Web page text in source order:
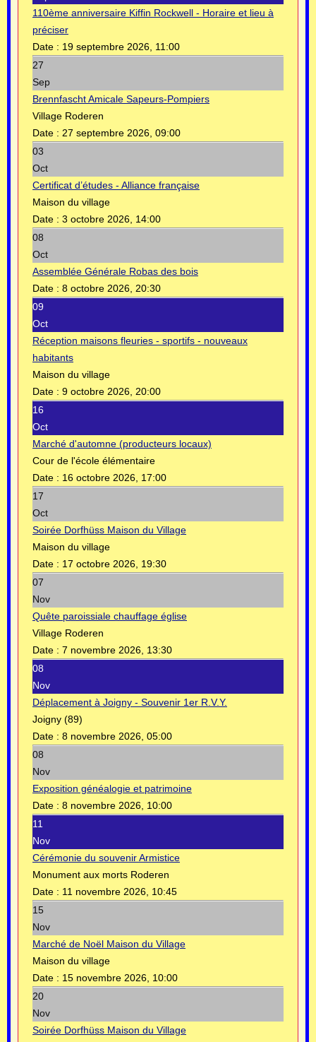
110ème anniversaire Kiffin Rockwell - Horaire et lieu à
préciser
Date : 19 septembre 2026, 11:00
27
Sep
Brennfascht Amicale Sapeurs-Pompiers
Village Roderen
Date : 27 septembre 2026, 09:00
03
Oct
Certificat d’études - Alliance française
Maison du village
Date : 3 octobre 2026, 14:00
08
Oct
Assemblée Générale Robas des bois
Date : 8 octobre 2026, 20:30
09
Oct
Réception maisons fleuries - sportifs - nouveaux
habitants
Maison du village
Date : 9 octobre 2026, 20:00
16
Oct
Marché d'automne (producteurs locaux)
Cour de l'école élémentaire
Date : 16 octobre 2026, 17:00
17
Oct
Soirée Dorfhüss Maison du Village
Maison du village
Date : 17 octobre 2026, 19:30
07
Nov
Quête paroissiale chauffage église
Village Roderen
Date : 7 novembre 2026, 13:30
08
Nov
Déplacement à Joigny - Souvenir 1er R.V.Y.
Joigny (89)
Date : 8 novembre 2026, 05:00
08
Nov
Exposition généalogie et patrimoine
Date : 8 novembre 2026, 10:00
11
Nov
Cérémonie du souvenir Armistice
Monument aux morts Roderen
Date : 11 novembre 2026, 10:45
15
Nov
Marché de Noël Maison du Village
Maison du village
Date : 15 novembre 2026, 10:00
20
Nov
Soirée Dorfhüss Maison du Village